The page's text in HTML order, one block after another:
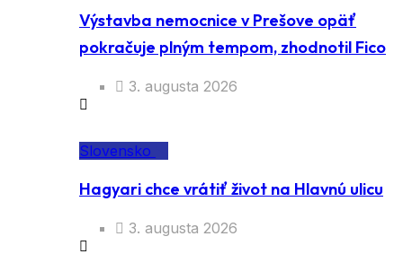
Výstavba nemocnice v Prešove opäť
pokračuje plným tempom, zhodnotil Fico
3. augusta 2026
Slovensko
Hagyari chce vrátiť život na Hlavnú ulicu
3. augusta 2026